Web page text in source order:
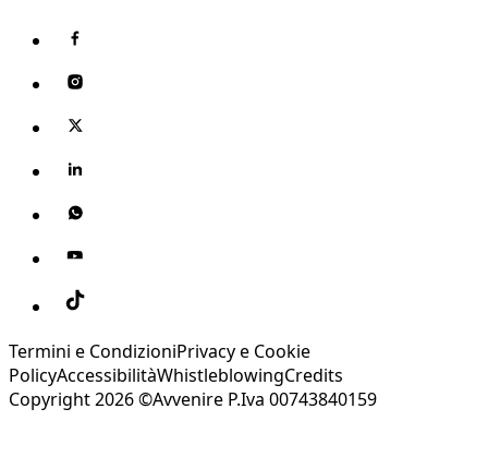
Termini e CondizioniPrivacy e Cookie
PolicyAccessibilitàWhistleblowingCredits
Copyright 2026 ©Avvenire P.Iva 00743840159